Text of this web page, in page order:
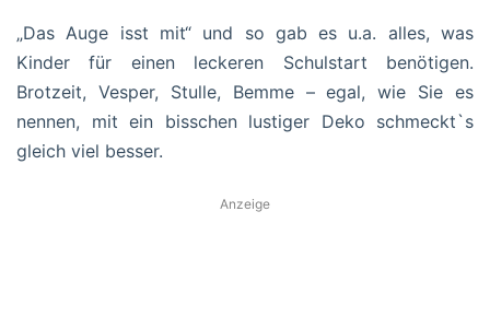
„Das Auge isst mit“ und so gab es u.a. alles, was
Kinder für einen leckeren Schulstart benötigen.
Brotzeit, Vesper, Stulle, Bemme – egal, wie Sie es
nennen, mit ein bisschen lustiger Deko schmeckt`s
gleich viel besser.
Anzeige